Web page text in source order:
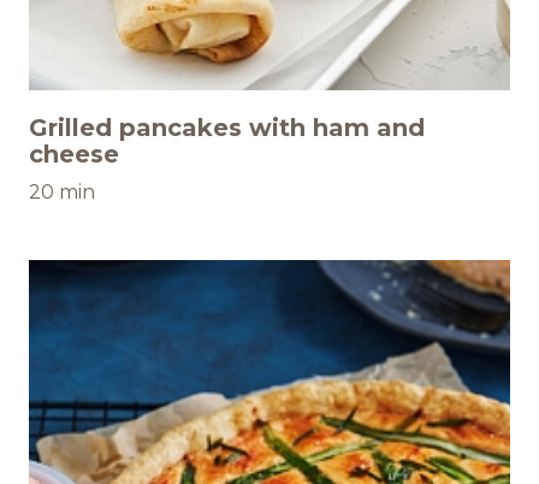
Grilled pancakes with ham and
cheese
20 min